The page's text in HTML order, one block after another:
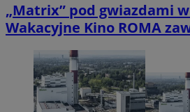
„Matrix” pod gwiazdami
Wakacyjne Kino ROMA